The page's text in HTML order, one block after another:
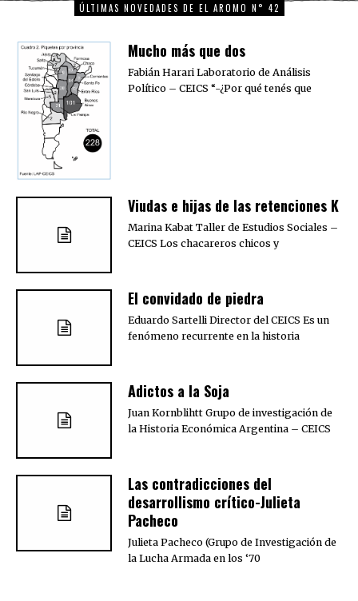
ÚLTIMAS NOVEDADES DE EL AROMO N° 42
Mucho más que dos
Fabián Harari Laboratorio de Análisis
Político – CEICS “-¿Por qué tenés que
Viudas e hijas de las retenciones K
Marina Kabat Taller de Estudios Sociales –
CEICS Los chacareros chicos y
El convidado de piedra
Eduardo Sartelli Director del CEICS Es un
fenómeno recurrente en la historia
Adictos a la Soja
Juan Kornblihtt Grupo de investigación de
la Historia Económica Argentina – CEICS
Las contradicciones del
desarrollismo crítico-Julieta
Pacheco
Julieta Pacheco (Grupo de Investigación de
la Lucha Armada en los ‘70